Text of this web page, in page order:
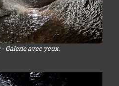
Galerie avec yeux.